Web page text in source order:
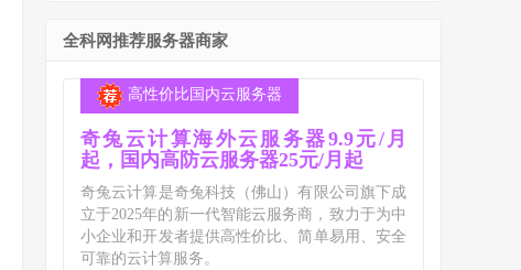
全科网推荐服务器商家
高性价比国内云服务器
奇兔云计算海外云服务器9.9元/月
起，国内高防云服务器25元/月起
奇兔云计算是奇兔科技（佛山）有限公司旗下成
立于2025年的新一代智能云服务商，致力于为中
小企业和开发者提供高性价比、简单易用、安全
可靠的云计算服务。